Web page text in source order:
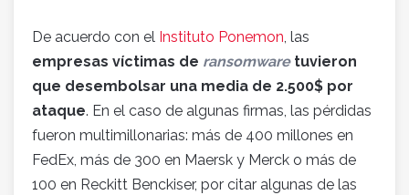
De acuerdo con el Instituto Ponemon, las
empresas víctimas de ransomware tuvieron
que desembolsar una media de 2.500$ por
ataque. En el caso de algunas firmas, las pérdidas
fueron multimillonarias: más de 400 millones en
FedEx, más de 300 en Maersk y Merck o más de
100 en Reckitt Benckiser, por citar algunas de las